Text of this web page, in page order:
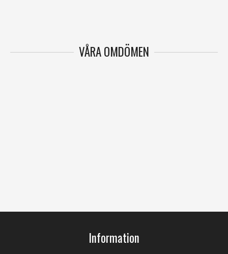
VÅRA OMDÖMEN
Information